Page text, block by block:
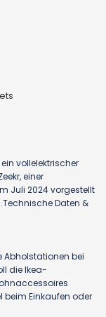
vollelektrischer
einer
Juli 2024 vorgestellt
Daten &
Abholstationen bei
die Ikea-
beim Einkaufen oder